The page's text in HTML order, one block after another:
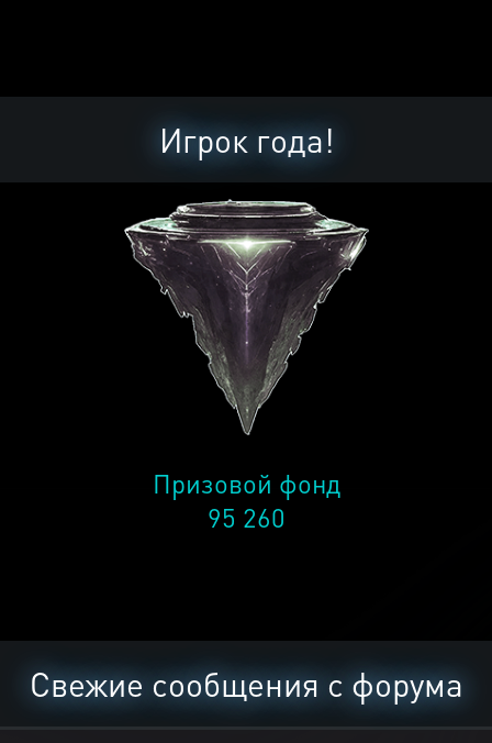
Игрок года!
Призовой фонд
95 260
Свежие сообщения с форума